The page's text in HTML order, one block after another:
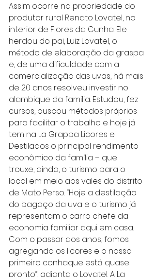
Assim ocorre na propriedade do
produtor rural Renato Lovatel, no
interior de Flores da Cunha. Ele
herdou do pai, Luiz Lovatel, o
método de elaboração da graspa
e, de uma dificuldade com a
comercialização das uvas, há mais
de 20 anos resolveu investir no
alambique da família. Estudou, fez
cursos, buscou métodos próprios
para facilitar o trabalho e hoje já
tem na La Grappa Licores e
Destilados o principal rendimento
econômico da família – que
trouxe, ainda, o turismo para o
local em meio aos vales do distrito
de Mato Perso. “Hoje a destilação
do bagaço da uva e o turismo já
representam o carro chefe da
economia familiar aqui em casa.
Com o passar dos anos, fomos
agregando os licores e o nosso
primeiro conhaque está quase
pronto”, adianta o Lovatel. A La